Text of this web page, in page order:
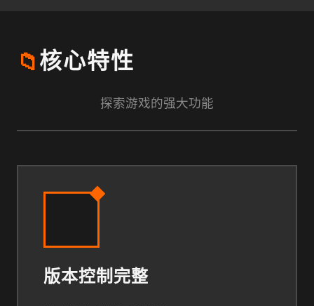
📁核心特性
探索游戏的强大功能
版本控制完整